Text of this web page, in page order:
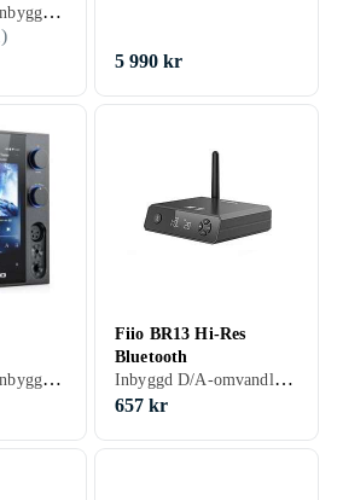
Hörlursutgång, Inbyggd D/A-omvandlare, USB-kontakt
)
5 990 kr
Hörlursutgång, Inbyggd D/A-omvandlare, USB-kontakt
Fiio BR13 Hi-Res
Bluetooth
Inbyggd D/A-omvandlare, USB-kontakt
657 kr